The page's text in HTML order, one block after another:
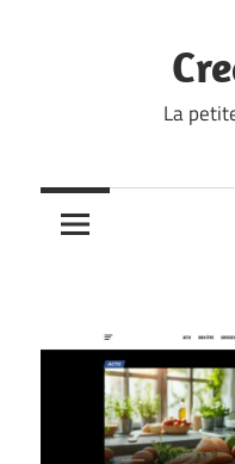
La